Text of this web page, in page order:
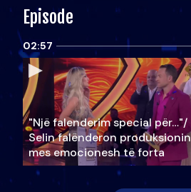
Episode
02:57
"Një falenderim special për…"/
Selin falënderon produksionin
mes emocionesh të forta